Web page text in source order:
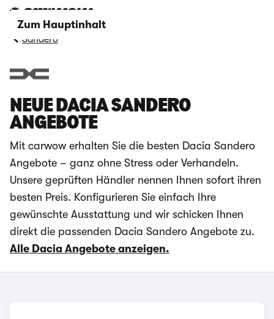
Zum Hauptinhalt
Sandero
NEUE DACIA SANDERO
ANGEBOTE
Mit carwow erhalten Sie die besten Dacia Sandero
Angebote – ganz ohne Stress oder Verhandeln.
Unsere geprüften Händler nennen Ihnen sofort ihren
besten Preis. Konfigurieren Sie einfach Ihre
gewünschte Ausstattung und wir schicken Ihnen
direkt die passenden Dacia Sandero Angebote zu.
Alle Dacia Angebote anzeigen.